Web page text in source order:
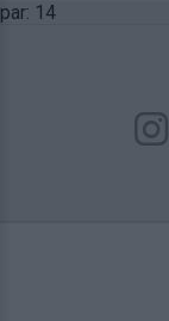
par: 14